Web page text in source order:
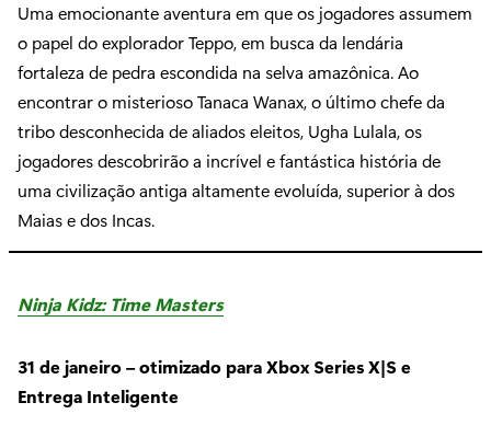
Uma emocionante aventura em que os jogadores assumem
o papel do explorador Teppo, em busca da lendária
fortaleza de pedra escondida na selva amazônica. Ao
encontrar o misterioso Tanaca Wanax, o último chefe da
tribo desconhecida de aliados eleitos, Ugha Lulala, os
jogadores descobrirão a incrível e fantástica história de
uma civilização antiga altamente evoluída, superior à dos
Maias e dos Incas.
Ninja Kidz: Time Masters
31 de janeiro – otimizado para Xbox Series X|S e
Entrega Inteligente